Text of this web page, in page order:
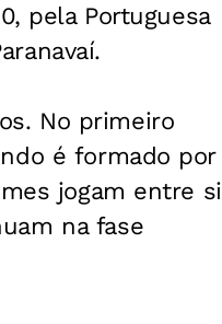
pela Portuguesa
No primeiro
é formado por
jogam entre si
na fase